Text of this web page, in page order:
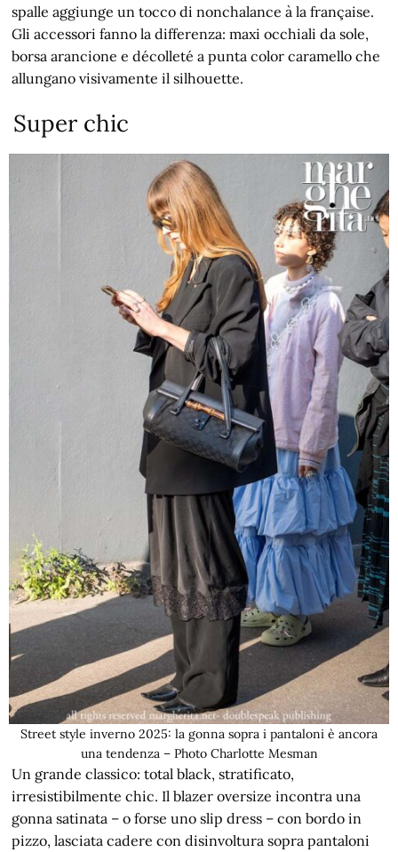
spalle aggiunge un tocco di nonchalance à la française.
Gli accessori fanno la differenza: maxi occhiali da sole,
borsa arancione e décolleté a punta color caramello che
allungano visivamente il silhouette.
Super chic
Street style inverno 2025: la gonna sopra i pantaloni è ancora
una tendenza – Photo Charlotte Mesman
Un grande classico: total black, stratificato,
irresistibilmente chic. Il blazer oversize incontra una
gonna satinata – o forse uno slip dress – con bordo in
pizzo, lasciata cadere con disinvoltura sopra pantaloni